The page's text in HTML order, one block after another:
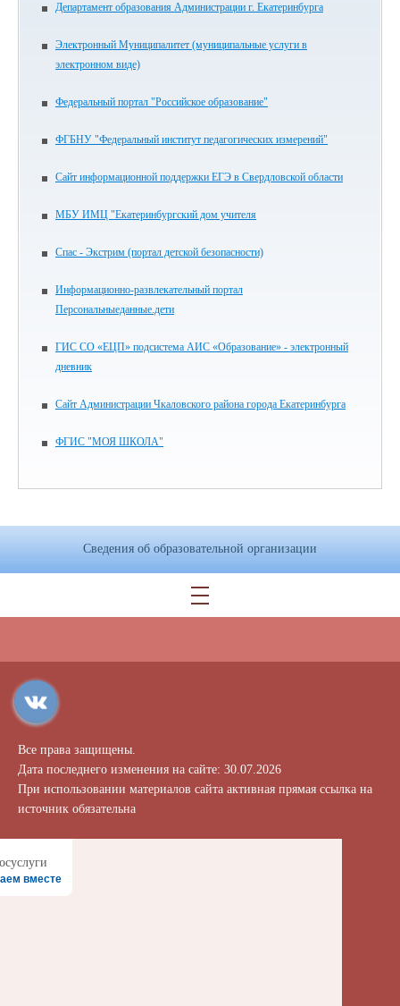
Департамент образования Администрации г. Екатеринбурга
Электронный Муниципалитет (муниципальные услуги в
электронном виде)
Федеральный портал "Российское образование"
ФГБНУ "Федеральный институт педагогических измерений"
Сайт информационной поддержки ЕГЭ в Свердловской области
МБУ ИМЦ "Екатеринбургский дом учителя
Спас - Экстрим (портал детской безопасности)
Информационно-развлекательный портал
Персональныеданные.дети
ГИС СО «ЕЦП» подсистема АИС «Образование» - электронный
дневник
Сайт Администрации Чкаловского района города Екатеринбурга
ФГИС "МОЯ ШКОЛА"
Сведения об образовательной организации
Все права защищены.
Дата последнего изменения на сайте: 30.07.2026
При использовании материалов сайта активная прямая ссылка на
источник обязательна
вместе